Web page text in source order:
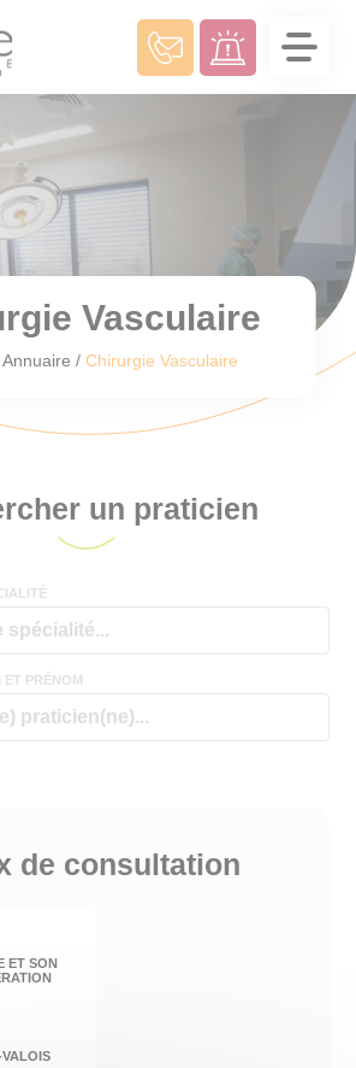
Vasculaire
Annuaire / Chirurgie Vasculaire
un praticien
ET PRÉNOM
de consultation
ET SON
VALOIS